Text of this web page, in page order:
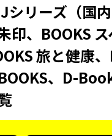
シリーズ（国
印、BOOKS ス
旅と健康
、D-